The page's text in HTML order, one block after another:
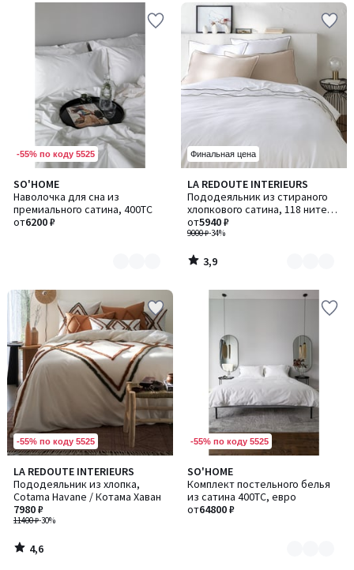
-55% по коду 5525
SO'HOME
Наволочка для сна из
премиального сатина, 400TC
от6200 ₽
Количество
цветов:
2
Финальная цена
LA REDOUTE INTERIEURS
Пододеяльник из стираного
хлопкового сатина, 118 нитей/
см², Victor /Виктор
9000 ₽-34%
от5940 ₽
3,9
/ 5
Количество
цветов:
7
3,9
/
-55% по коду 5525
LA REDOUTE INTERIEURS
Пододеяльник из хлопка,
Cotama Havane / Котама Хаван
11400 ₽-30%
7980 ₽
4,6
/ 5
4,6
/
-55% по коду 5525
SO'HOME
Комплект постельного белья
из сатина 400TC, евро
от64800 ₽
Количество
цветов:
2